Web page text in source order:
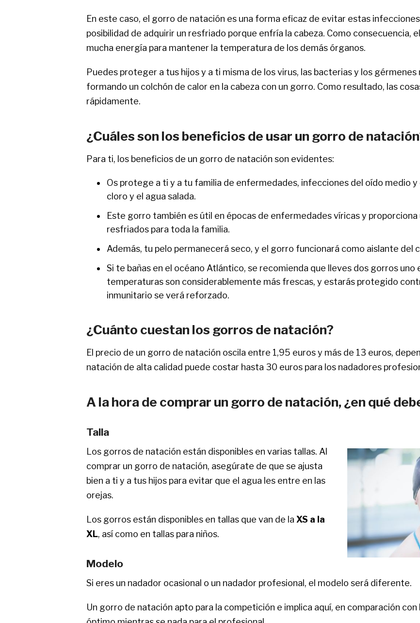
En este caso, el gorro de natación es una forma eficaz de evitar estas
posibilidad de adquirir un resfriado porque enfría la cabeza. Como consecuencia,
mucha energía para mantener la temperatura de los demás órganos.
Puedes proteger a tus hijos y a ti misma de los virus, las bacterias y los
formando un colchón de calor en la cabeza con un gorro. Como resultado, las
rápidamente.
¿Cuáles son los beneficios de usar un gorro de
Para ti, los beneficios de un gorro de natación son evidentes:
Os protege a ti y a tu familia de enfermedades, infecciones del oído medio
cloro y el agua salada.
Este gorro también es útil en épocas de enfermedades víricas y
resfriados para toda la familia.
Además, tu pelo permanecerá seco, y el gorro funcionará como aislante del
Si te bañas en el océano Atlántico, se recomienda que lleves dos gorros uno
temperaturas son considerablemente más frescas, y estarás protegido
inmunitario se verá reforzado.
¿Cuánto cuestan los gorros de natación?
El precio de un gorro de natación oscila entre 1,95 euros y más de 13 euros,
natación de alta calidad puede costar hasta 30 euros para los nadadores
A la hora de comprar un gorro de natación, ¿en qué
Talla
Los gorros de natación están disponibles en varias tallas. Al
comprar un gorro de natación, asegúrate de que se ajusta
bien a ti y a tus hijos para evitar que el agua les entre en las
orejas.
Los gorros están disponibles en tallas que van de la XS a la
XL, así como en tallas para niños.
Modelo
Si eres un nadador ocasional o un nadador profesional, el modelo será diferente.
Un gorro de natación apto para la competición e implica aquí, en comparación